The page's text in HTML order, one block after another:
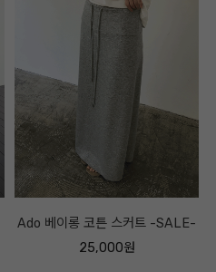
Ado 베이롱 코튼 스커트 -SALE-
25,000원